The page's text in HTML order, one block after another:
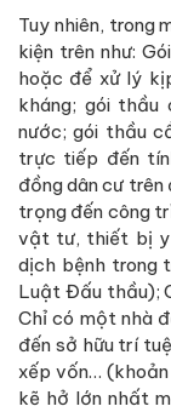
Tuy nhiên, trong
kiện trên như:
hoặc để xử lý
kháng; gói
nước; gói thầu
trực tiếp đến
đồng dân cư trên
trọng đến công
vật tư, thiết bị y
dịch bệnh trong
Luật Đấu thầu);
Chỉ có một nhà
đến sở hữu trí
xếp vốn…
kẽ hở lớn nhất